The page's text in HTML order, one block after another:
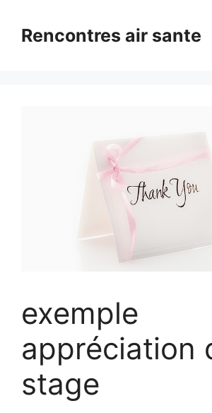
contenuRencontres air sante
exemple
appréciation
stage